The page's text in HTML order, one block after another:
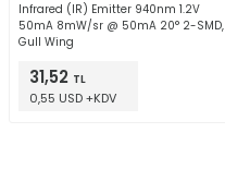
Infrared (IR) Emitter 940nm 1.2V
50mA 8mW/sr @ 50mA 20° 2-SMD,
Gull Wing
31,52 TL
0,55 USD +KDV